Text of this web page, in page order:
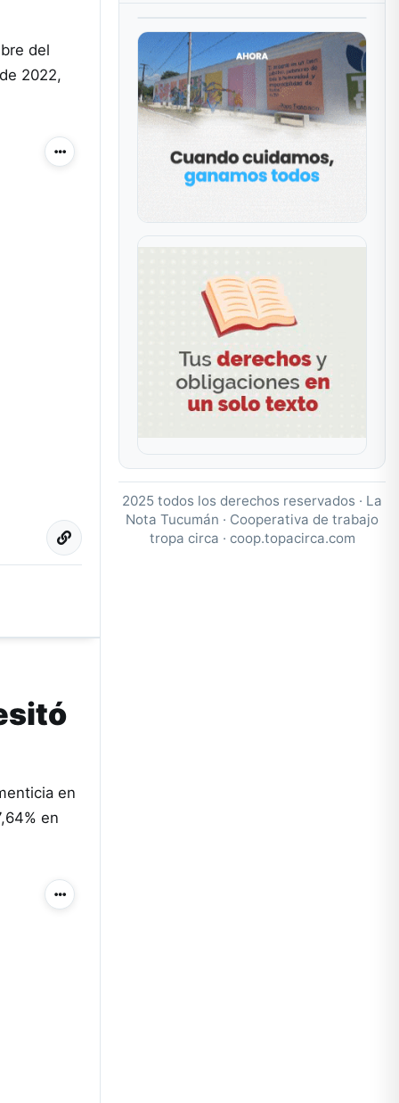
del
2022,
Más acciones
en
en
Más acciones
2025 todos los derechos reservados · La
Nota Tucumán · Cooperativa de trabajo
tropa circa · coop.topacirca.com